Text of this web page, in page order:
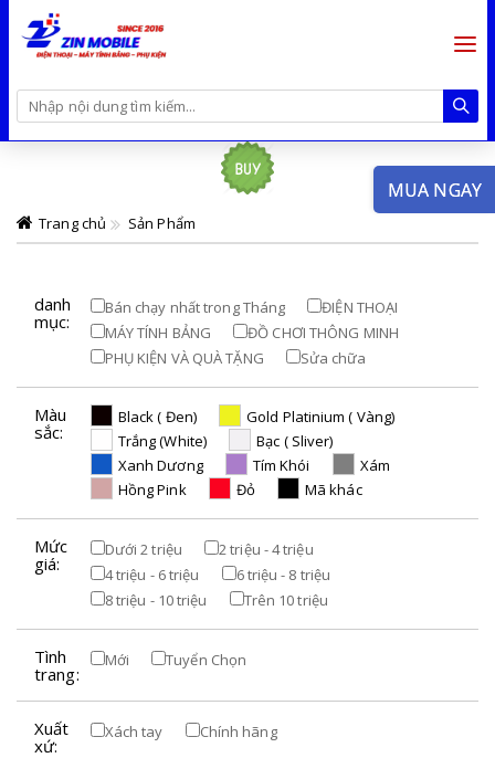
Trang chủ Sản Phẩm
danh
mục:
Bán chạy nhất trong Tháng
ĐIỆN THOẠI
MÁY TÍNH BẢNG
ĐỒ CHƠI THÔNG MINH
PHỤ KIỆN VÀ QUÀ TẶNG
Sửa chữa
Màu
sắc:
Black ( Đen)
Gold Platinium ( Vàng)
Trắng (White)
Bạc ( Sliver)
Xanh Dương
Tím Khói
Xám
Hồng Pink
Đỏ Mã khác
Mức
giá:
Dưới 2 triệu
2 triệu - 4 triệu
4 triệu - 6 triệu
6 triệu - 8 triệu
8 triệu - 10 triệu
Trên 10 triệu
Tình
trang:
Mới Tuyển Chọn
Xuất
xứ:
Xách tay Chính hãng
MUA NGAY